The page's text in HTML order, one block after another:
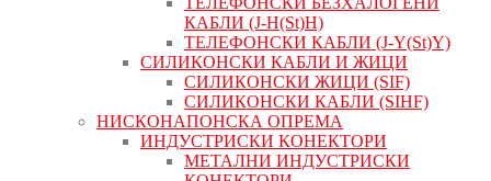
КАБЛИ (J-H(St)H)
ТЕЛЕФОНСКИ КАБЛИ (J-Y(St)Y)
СИЛИКОНСКИ КАБЛИ И ЖИЦИ
СИЛИКОНСКИ ЖИЦИ (SIF)
СИЛИКОНСКИ КАБЛИ (SIHF)
НИСКОНАПОНСКА ОПРЕМА
ИНДУСТРИСКИ КОНЕКТОРИ
МЕТАЛНИ ИНДУСТРИСКИ